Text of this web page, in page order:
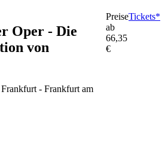
Oper - Die
von
- Frankfurt am
Preise
ab
66,35
€
Tickets*